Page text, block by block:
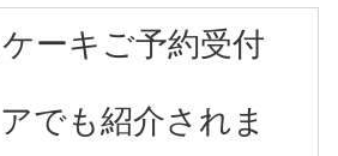
2020年4月
2020年2月
ーキご予約受付
でも紹介されま